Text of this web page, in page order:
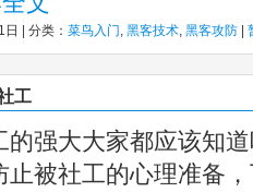
| 分类： 菜鸟入门, 黑客技术, 黑客攻防
工
的强大大家都应该知
止被社工的心理准备